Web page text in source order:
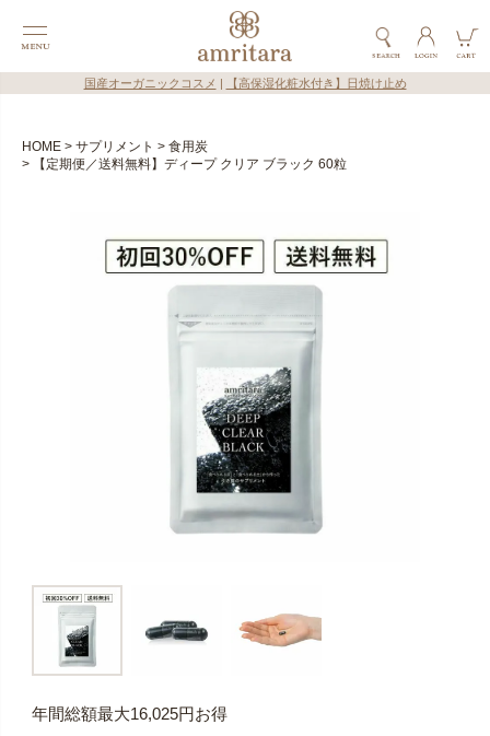
国産オーガニックコスメ 【高保湿化粧水付き】日焼け止め
HOME サプリメント
食用炭
【定期便／送料無料】ディープ クリア ブラック 60粒
年間総額最大16,025円お得